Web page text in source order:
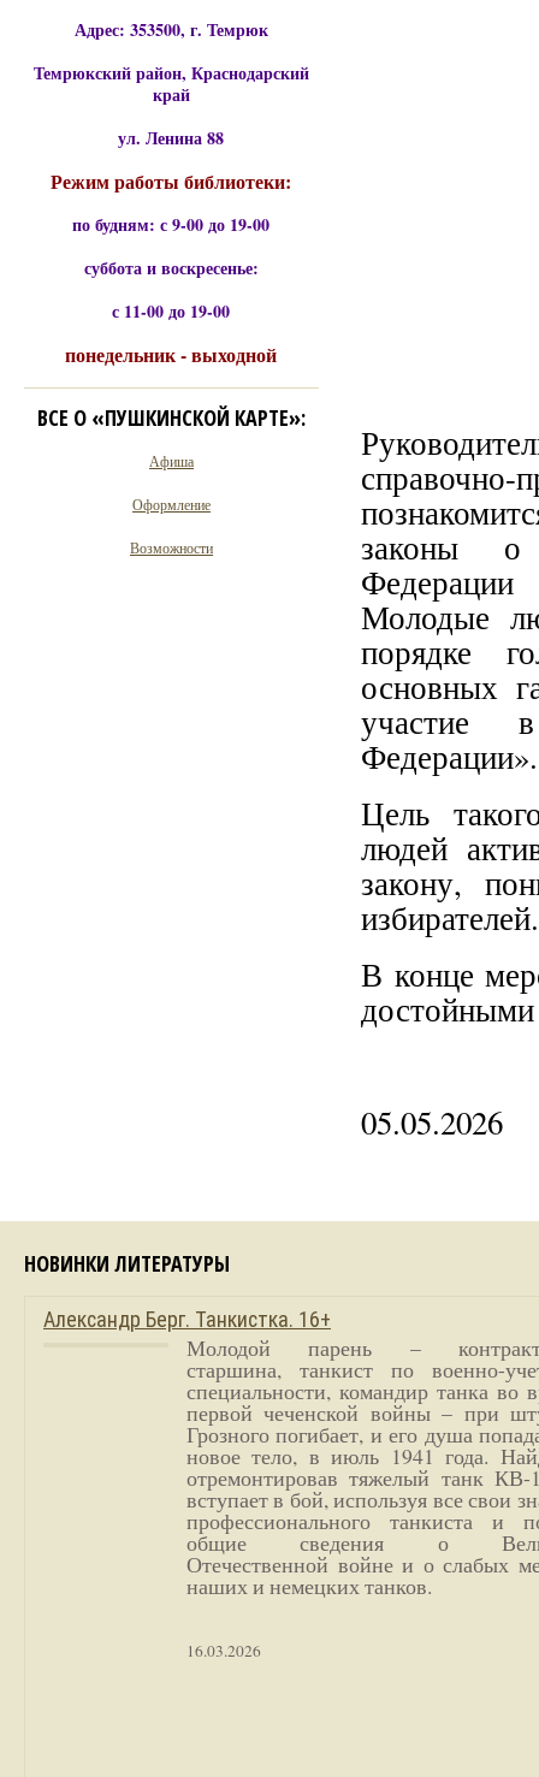
законы о
Молодые
порядке
основных
участие
Федерации».
Цель
людей
закону,
избирателей.
В конце
05.05.2026
Адрес: 353500, г. Темрюк
Темрюкский район, Краснодарский
край
ул. Ленина 88
Режим работы библиотеки:
по будням: с 9-00 до 19-00
суббота и воскресенье:
с 11-00 до 19-00
понедельник - выходной
ВСЕ О «ПУШКИНСКОЙ КАРТЕ»:
Афиша
Оформление
Возможности
НОВИНКИ ЛИТЕРАТУРЫ
Александр Берг. Танкистка. 16+
Молодой парень –
старшина, танкист по военно-
специальности, командир танка во
первой чеченской войны – при
Грозного погибает, и его душа
новое тело, в июль 1941 года.
отремонтировав тяжелый танк
вступает в бой, используя все свои
профессионального танкиста и
общие сведения о
Отечественной войне и о слабых
наших и немецких танков.
16.03.2026